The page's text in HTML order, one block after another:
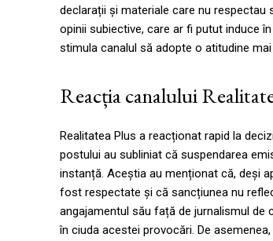
declarații și materiale care nu
opinii subiective, care ar fi putut induce
stimula canalul să adopte o atitudine
Reacția canalului
Realitatea Plus a reacționat rapid la
postului au subliniat că suspendarea
instanță. Aceștia au menționat că, deși
fost respectate și că sancțiunea nu
angajamentul său față de jurnalismul
în ciuda acestei provocări. De